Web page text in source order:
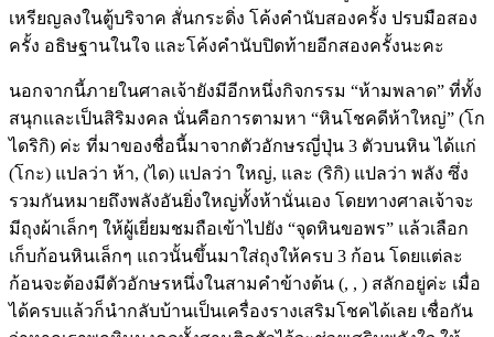
เหรียญลงในตู้บริจาค สั่นกระดิ่ง โค้งคำนับสองครั้ง ปรบมือสอง
ครั้ง อธิษฐานในใจ และโค้งคำนับปิดท้ายอีกสองครั้งนะคะ
นอกจากนี้ภายในศาลเจ้ายังมีอีกหนึ่งกิจกรรม “ห้ามพลาด” ที่ทั้ง
สนุกและเป็นสิริมงคล นั่นคือการตามหา “หินโชคดีห้าใหญ่” (โก
ไดริกิ) ค่ะ ที่มาของชื่อนี้มาจากตัวอักษรญี่ปุ่น 3 ตัวบนหิน ได้แก่
(โกะ) แปลว่า ห้า, (ได) แปลว่า ใหญ่, และ (ริกิ) แปลว่า พลัง ซึ่ง
รวมกันหมายถึงพลังอันยิ่งใหญ่ทั้งห้านั่นเอง โดยทางศาลเจ้าจะ
มีถุงผ้าเล็กๆ ให้ผู้เยี่ยมชมถือเข้าไปยัง “จุดหินขอพร” แล้วเลือก
เก็บก้อนหินเล็กๆ แถวนั้นขึ้นมาใส่ถุงให้ครบ 3 ก้อน โดยแต่ละ
ก้อนจะต้องมีตัวอักษรหนึ่งในสามคำข้างต้น (, , ) สลักอยู่ค่ะ เมื่อ
ได้ครบแล้วก็นำกลับบ้านเป็นเครื่องรางเสริมโชคได้เลย เชื่อกัน